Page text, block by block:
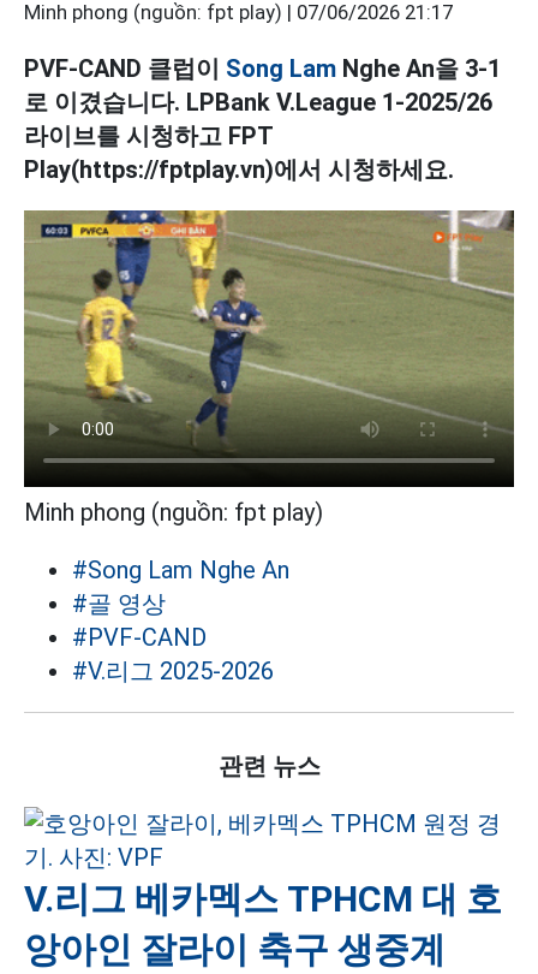
Minh phong (nguồn: fpt play) | 07/06/2026 21:17
PVF-CAND 클럽이 Song Lam Nghe An을 3-1
로 이겼습니다. LPBank V.League 1-2025/26
라이브를 시청하고 FPT
Play(https://fptplay.vn)에서 시청하세요.
Minh phong (nguồn: fpt play)
#Song Lam Nghe An
#골 영상
#PVF-CAND
#V.리그 2025-2026
관련 뉴스
V.리그 베카멕스 TPHCM 대 호
앙아인 잘라이 축구 생중계